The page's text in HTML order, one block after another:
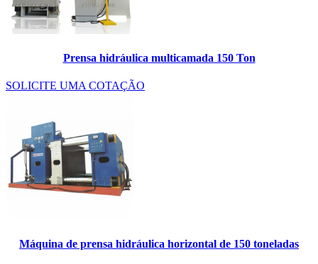
Prensa hidráulica multicamada 150 Ton
SOLICITE UMA COTAÇÃO
Máquina de prensa hidráulica horizontal de 150 toneladas